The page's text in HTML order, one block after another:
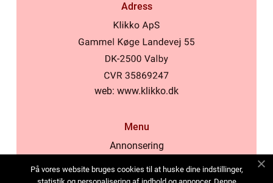
Adress
web: www.klikko.dk
Menu
Annonsering
Cookies
På vores website bruges cookies til at huske dine indstillinger,